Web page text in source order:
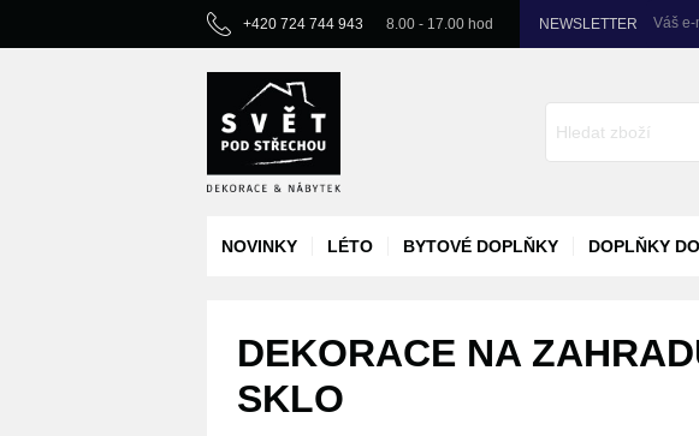
+420 724 744 943 8.00 - 17.00 hod NEWSLETTER Váš e-
NOVINKY LÉTO BYTOVÉ DOPLŇKY DOPLŇKY
DEKORACE NA
SKLO